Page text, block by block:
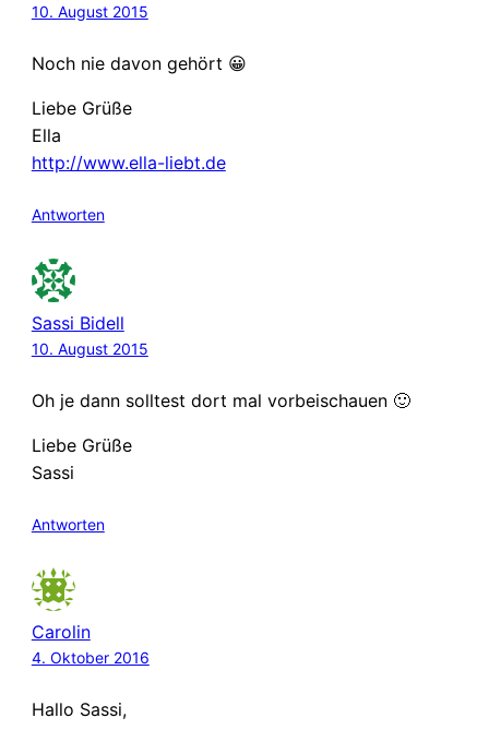
10. August 2015
Noch nie davon gehört 😀
Liebe Grüße
Ella
http://www.ella-liebt.de
Antworten
Sassi Bidell
10. August 2015
Oh je dann solltest dort mal vorbeischauen 🙂
Liebe Grüße
Sassi
Antworten
Carolin
4. Oktober 2016
Hallo Sassi,